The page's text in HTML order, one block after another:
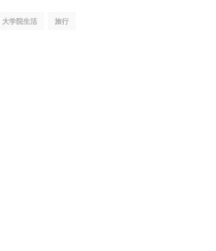
大学院生活 旅行